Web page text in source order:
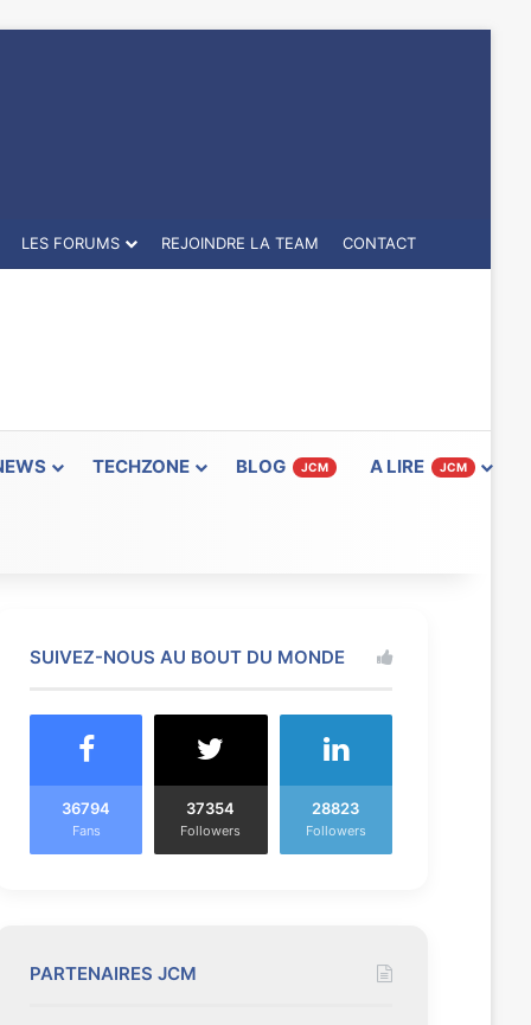
LES FORUMS REJOINDRE LA TEAM CONTACT
TECHZONE BLOG JCM A LIRE JCM
SUIVEZ-NOUS AU BOUT DU MONDE
36794
Fans
37354
Followers
28823
Followers
PARTENAIRES JCM